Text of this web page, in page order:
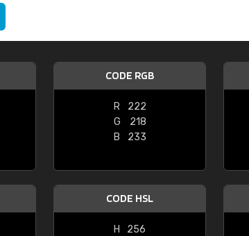
CODE RGB
R
222
G
218
B
233
CODE HSL
H
256
"Le site ne
sont les
palettes de
comprend
bien passé